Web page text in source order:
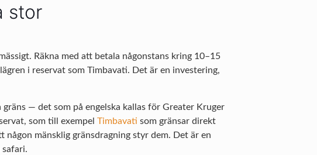
stor
Räkna med att betala någonstans kring 10–15
i reservat som Timbavati. Det är en investering,
— det som på engelska kallas för Greater Kruger
som till exempel Timbavati som gränsar direkt
mänsklig gränsdragning styr dem. Det är en